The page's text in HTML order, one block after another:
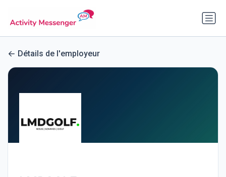
Détails de l'employeur